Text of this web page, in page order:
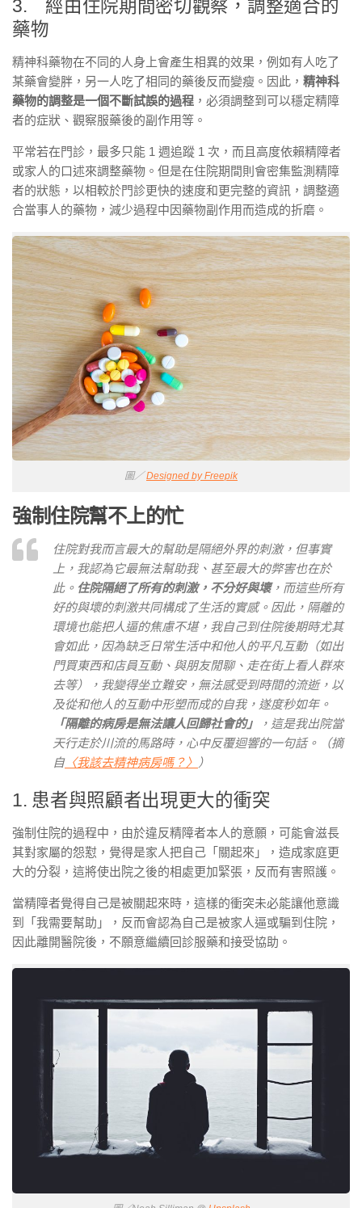
3. 經由住院期間密切觀察，調整適合的
藥物
精神科藥物在不同的人身上會產生相異的效果，例如有人吃了
某藥會變胖，另一人吃了相同的藥後反而變瘦。因此， 精神科
藥物的調整是一個不斷試誤的過程 ，必須調整到可以穩定精障
者的症狀、觀察服藥後的副作用等。
平常若在門診，最多只能 1 週追蹤 1 次，而且高度依賴精障者
或家人的口述來調整藥物。但是在住院期間則會密集監測精障
者的狀態，以相較於門診更快的速度和更完整的資訊，調整適
合當事人的藥物，減少過程中因藥物副作用而造成的折磨。
圖／Designed by Freepik
強制住院幫不上的忙
住院對我而言最大的幫助是隔絕外界的刺激，但事實
上，我認為它最無法幫助我、甚至最大的弊害也在於
此。 住院隔絕了所有的刺激，不分好與壞，而這些所有
好的與壞的刺激共同構成了生活的實感。因此，隔離的
環境也能把人逼的焦慮不堪，我自己到住院後期時尤其
會如此，因為缺乏日常生活中和他人的平凡互動（如出
門買東西和店員互動、與朋友閒聊、走在街上看人群來
去等），我變得坐立難安，無法感受到時間的流逝，以
及從和他人的互動中形塑而成的自我，遂度秒如年。
「隔離的病房是無法讓人回歸社會的」
，這是我出院當
天行走於川流的馬路時，心中反覆迴響的一句話。（摘
自〈我該去精神病房嗎？〉 ）
1. 患者與照顧者出現更大的衝突
強制住院的過程中，由於違反精障者本人的意願，可能會滋長
其對家屬的怨懟，覺得是家人把自己「關起來」，造成家庭更
大的分裂，這將使出院之後的相處更加緊張，反而有害照護。
當精障者覺得自己是被關起來時，這樣的衝突未必能讓他意識
到「我需要幫助」，反而會認為自己是被家人逼或騙到住院，
因此離開醫院後，不願意繼續回診服藥和接受協助。